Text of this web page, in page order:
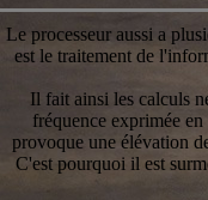
Le processeur aussi a
est le traitement de
Il fait ainsi les calculs
fréquence exprimée
provoque une élévation
C'est pourquoi il est